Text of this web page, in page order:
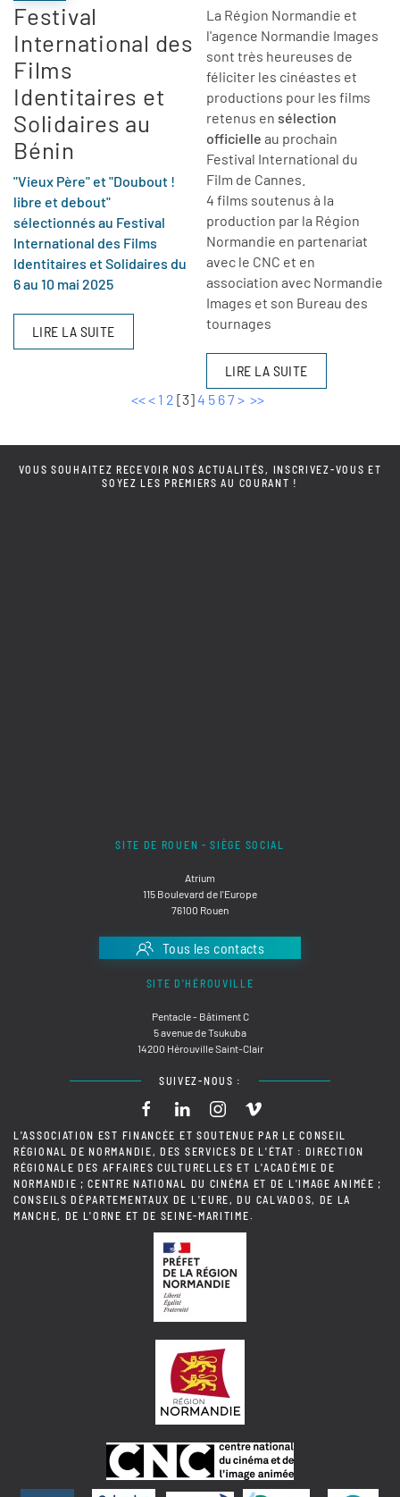
Festival
International des
Films
Identitaires et
Solidaires au
Bénin
"Vieux Père" et "Doubout !
libre et debout"
sélectionnés au Festival
International des Films
Identitaires et Solidaires du
6 au 10 mai 2025
LIRE LA SUITE
La Région Normandie et
l'agence Normandie Images
sont très heureuses de
féliciter les cinéastes et
productions pour les films
retenus en sélection
officielle au prochain
Festival International du
Film de Cannes.
4 films soutenus à la
production par la Région
Normandie en partenariat
avec le CNC et en
association avec Normandie
Images et son Bureau des
tournages
LIRE LA SUITE
<<< 1 2 [3]4 5 67> >>
VOUS SOUHAITEZ RECEVOIR NOS ACTUALITÉS, INSCRIVEZ-VOUS ET
SOYEZ LES PREMIERS AU COURANT !
SITE DE ROUEN - SIÈGE SOCIAL
Atrium
115 Boulevard de l'Europe
76100 Rouen
Tous les contacts
SITE D'HÉROUVILLE
Pentacle - Bâtiment C
5 avenue de Tsukuba
14200 Hérouville Saint-Clair
SUIVEZ-NOUS :
L'ASSOCIATION EST FINANCÉE ET SOUTENUE PAR LE CONSEIL
RÉGIONAL DE NORMANDIE, DES SERVICES DE L'ÉTAT : DIRECTION
RÉGIONALE DES AFFAIRES CULTURELLES ET L'ACADÉMIE DE
NORMANDIE ; CENTRE NATIONAL DU CINÉMA ET DE L'IMAGE ANIMÉE ;
CONSEILS DÉPARTEMENTAUX DE L'EURE, DU CALVADOS, DE LA
MANCHE, DE L'ORNE ET DE SEINE-MARITIME.